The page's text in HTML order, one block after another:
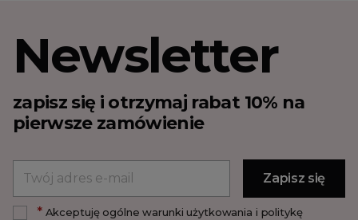
Newsletter
zapisz się i otrzymaj rabat 10% na
pierwsze zamówienie
*Akceptuję ogólne warunki użytkowania i politykę